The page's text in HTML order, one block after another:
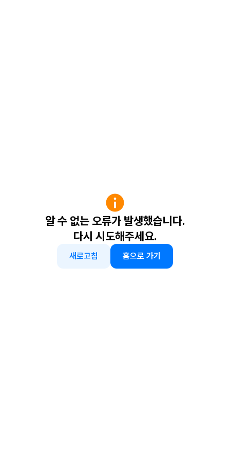
알 수 없는 오류가 발생했습니다.
다시 시도해주세요.
새로고침 홈으로 가기